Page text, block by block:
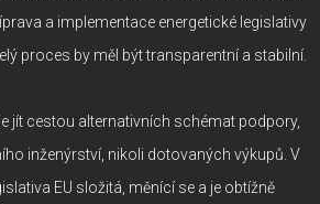
a implementace energetické legislativy
proces by měl být transparentní a stabilní.
jít cestou alternativních schémat podpory,
inženýrství, nikoli dotovaných výkupů. V
EU složitá, měnící se a je obtížně